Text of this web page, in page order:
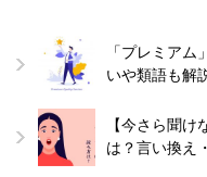
「プレミア
いや類語も解
【今さら聞
は？言い換え